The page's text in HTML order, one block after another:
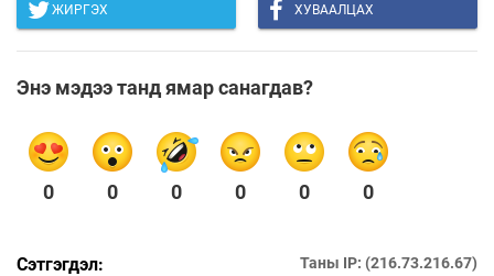
ЖИРГЭХ ХУВААЛЦАХ
Энэ мэдээ танд ямар санагдав?
0 0 0 0 0 0
Сэтгэгдэл: Таны IP: (216.73.216.67)